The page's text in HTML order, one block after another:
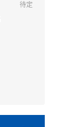
待定